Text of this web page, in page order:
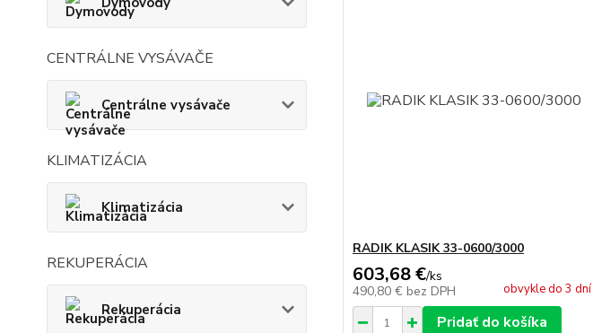
CENTRÁLNE VYSÁVAČE
Centrálne vysávače
KLIMATIZÁCIA
Klimatizácia
REKUPERÁCIA
Rekuperácia
RADIK KLASIK 33-0600/3000
603,68 €/ks
490,80 € bez DPH obvykle do 3 dní
Pridať do košíka